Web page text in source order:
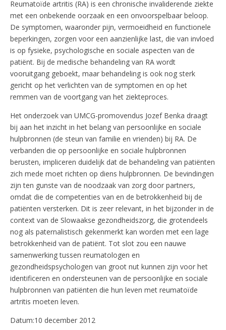
Reumatoïde artritis (RA) is een chronische invaliderende ziekte
met een onbekende oorzaak en een onvoorspelbaar beloop.
De symptomen, waaronder pijn, vermoeidheid en functionele
beperkingen, zorgen voor een aanzienlijke last, die van invloed
is op fysieke, psychologische en sociale aspecten van de
patiënt. Bij de medische behandeling van RA wordt
vooruitgang geboekt, maar behandeling is ook nog sterk
gericht op het verlichten van de symptomen en op het
remmen van de voortgang van het ziekteproces.
Het onderzoek van UMCG-promovendus Jozef Benka draagt
bij aan het inzicht in het belang van persoonlijke en sociale
hulpbronnen (de steun van familie en vrienden) bij RA. De
verbanden die op persoonlijke en sociale hulpbronnen
berusten, impliceren duidelijk dat de behandeling van patiënten
zich mede moet richten op diens hulpbronnen. De bevindingen
zijn ten gunste van de noodzaak van zorg door partners,
omdat die de competenties van en de betrokkenheid bij de
patiënten versterken. Dit is zeer relevant, in het bijzonder in de
context van de Slowaakse gezondheidszorg, die grotendeels
nog als paternalistisch gekenmerkt kan worden met een lage
betrokkenheid van de patiënt. Tot slot zou een nauwe
samenwerking tussen reumatologen en
gezondheidspsychologen van groot nut kunnen zijn voor het
identificeren en ondersteunen van de persoonlijke en sociale
hulpbronnen van patiënten die hun leven met reumatoïde
artritis moeten leven.
Datum:10 december 2012